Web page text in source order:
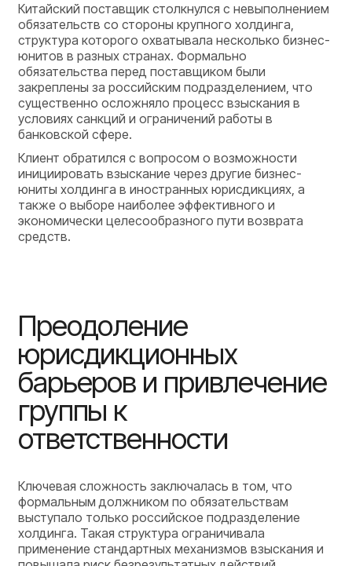
Китайский поставщик столкнулся с невыполнением
обязательств со стороны крупного холдинга,
структура которого охватывала несколько бизнес-
юнитов в разных странах. Формально
обязательства перед поставщиком были
закреплены за российским подразделением, что
существенно осложняло процесс взыскания в
условиях санкций и ограничений работы в
банковской сфере.
Клиент обратился с вопросом о возможности
инициировать взыскание через другие бизнес-
юниты холдинга в иностранных юрисдикциях, а
также о выборе наиболее эффективного и
экономически целесообразного пути возврата
средств.
Преодоление
юрисдикционных
барьеров и привлечение
группы к
ответственности
Ключевая сложность заключалась в том, что
формальным должником по обязательствам
выступало только российское подразделение
холдинга. Такая структура ограничивала
применение стандартных механизмов взыскания и